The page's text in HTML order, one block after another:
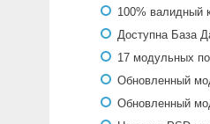
100% валидный
Доступна База
17 модульных
Обновленный
Обновленный